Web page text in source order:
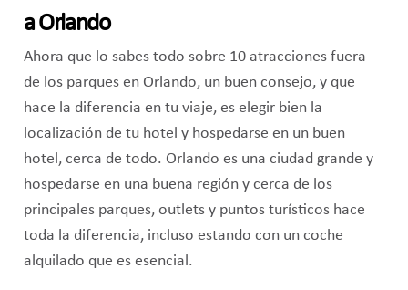
a Orlando
Ahora que lo sabes todo sobre 10 atracciones fuera
de los parques en Orlando, un buen consejo, y que
hace la diferencia en tu viaje, es elegir bien la
localización de tu hotel y hospedarse en un buen
hotel, cerca de todo. Orlando es una ciudad grande y
hospedarse en una buena región y cerca de los
principales parques, outlets y puntos turísticos hace
toda la diferencia, incluso estando con un coche
alquilado que es esencial.